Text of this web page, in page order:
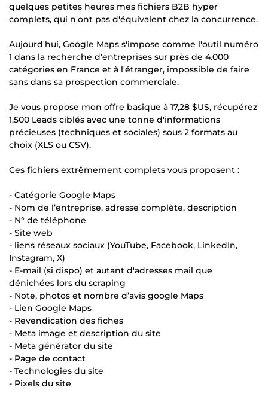
quelques petites heures mes fichiers B2B hyper
complets, qui n'ont pas d'équivalent chez la concurrence.
Aujourd'hui, Google Maps s'impose comme l'outil numéro
1 dans la recherche d'entreprises sur près de 4.000
catégories en France et à l'étranger, impossible de faire
sans dans sa prospection commerciale.
Je vous propose mon offre basique à 17,28 $US, récupérez
1.500 Leads ciblés avec une tonne d'informations
précieuses (techniques et sociales) sous 2 formats au
choix (XLS ou CSV).
Ces fichiers extrêmement complets vous proposent :
- Catégorie Google Maps
- Nom de l’entreprise, adresse complète, description
- N° de téléphone
- Site web
- liens réseaux sociaux (YouTube, Facebook, LinkedIn,
Instagram, X)
- E-mail (si dispo) et autant d'adresses mail que
dénichées lors du scraping
- Note, photos et nombre d’avis google Maps
- Lien Google Maps
- Revendication des fiches
- Meta image et description du site
- Meta générator du site
- Page de contact
- Technologies du site
- Pixels du site